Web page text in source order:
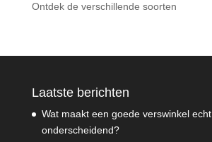
Ontdek de verschillende soorten
Laatste berichten
Wat maakt een goede verswinkel echt
onderscheidend?